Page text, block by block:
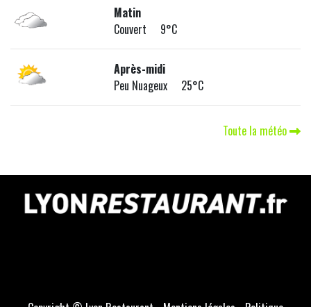
Matin
Couvert 9°C
Après-midi
Peu Nuageux 25°C
Toute la météo